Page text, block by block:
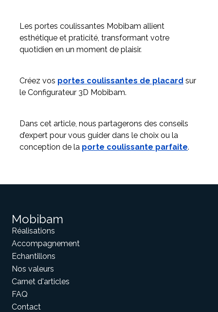
Les portes coulissantes Mobibam allient
esthétique et praticité, transformant votre
quotidien en un moment de plaisir.
Créez vos portes coulissantes de placard sur
le Configurateur 3D Mobibam.
Dans cet article, nous partagerons des conseils
d’expert pour vous guider dans le choix ou la
conception de la porte coulissante parfaite.
Mobibam
Réalisations
Accompagnement
Echantillons
Nos valeurs
Carnet d'articles
FAQ
Contact